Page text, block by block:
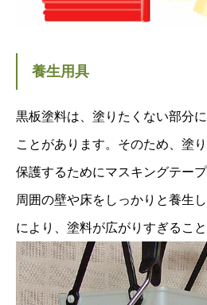
養生用具
黒板塗料は、塗りたくない部分
ことがあります。そのため、塗
保護するためにマスキングテー
周囲の壁や床をしっかりと養生
により、塗料が広がりすぎること